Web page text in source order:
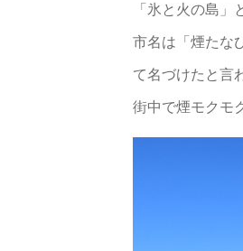
「氷と火の島」
市名は「煙たな
て名づけたと言
街中で煙モクモ